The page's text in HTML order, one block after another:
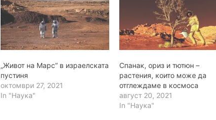
„Живот на Марс“ в израелската
пустиня
октомври 27, 2021
In "Наука"
Спанак, ориз и тютюн –
растения, които може да
отглеждаме в космоса
август 20, 2021
In "Наука"